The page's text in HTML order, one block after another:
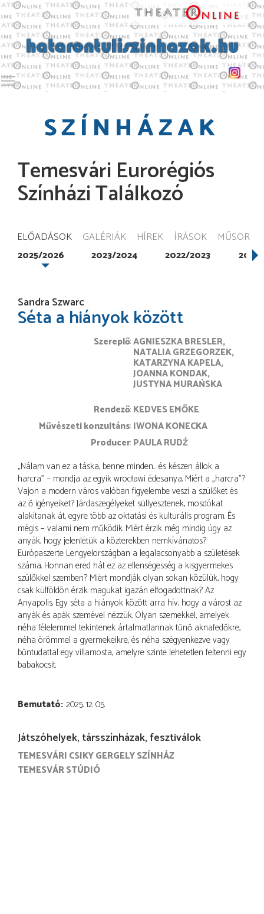
Toggle main menu visibility
SZÍNHÁZAK
Temesvári Eurorégiós
Színházi Találkozó
ELŐADÁSOK GALÉRIÁK HÍREK ÍRÁSOK MŰSOR
2025/2026 2023/2024 2022/2023
Sandra Szwarc
Séta a hiányok között
Szereplő AGNIESZKA BRESLER
NATALIA GRZEGORZEK
KATARZYNA KAPELA
JOANNA KONDAK
JUSTYNA MURAŃSKA
rendező KEDVES EMŐKE
művészeti konzultáns IWONA KONECKA
producer PAULA RUDŹ
„Nálam van ez a táska, benne minden… és készen állok a
harcra” – mondja az egyik wrocławi édesanya. Miért a „harcra”?
Vajon a modern város valóban figyelembe veszi a szülőket és
az ő igényeiket? Járdaszegélyeket süllyesztenek, mosdókat
alakítanak át, egyre több az oktatási és kulturális program. És
mégis – valami nem működik. Miért érzik még mindig úgy az
anyák, hogy jelenlétük a közterekben nemkívánatos?
Európaszerte Lengyelországban a legalacsonyabb a születések
száma. Honnan ered hát ez az ellenségesség a kisgyermekes
szülőkkel szemben? Miért mondják olyan sokan közülük, hogy
csak külföldön érzik magukat igazán elfogadottnak? Az
Anyapolis. Egy séta a hiányok között arra hív, hogy a várost az
anyák és apák szemével nézzük. Olyan szemekkel, amelyek
néha félelemmel tekintenek ártalmatlannak tűnő aknafedőkre,
néha örömmel a gyermekeikre, és néha szégyenkezve vagy
bűntudattal egy villamosta, amelyre szinte lehetetlen feltenni egy
babakocsit.
Bemutató 2025. 12. 05.
Játszóhelyek, társszínházak, fesztiválok
TEMESVÁRI CSIKY GERGELY SZÍNHÁZ
TEMESVÁR STÚDIÓ